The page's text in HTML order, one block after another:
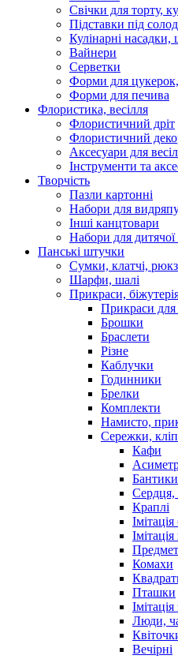
Свічки для торту,
Підставки під
Кулінарні
Вайнери
Серветки
Форми для
Форми для печива
Флористика, весілля
Флористичний дріт
Флористичний
Аксесуари для
Інструменти та
Творчість
Пазли картонні
Набори для
Інші канцтовари
Набори для дитячої
Панські штучки
Сумки, клатчі,
Шарфи, шалі
Прикраси,
Прикраси для
Брошки
Браслети
Різне
Каблучки
Годинники
Брелки
Комплекти
Намисто,
Сережки,
Кафи
Бантики
Краплі
Комахи
Пташки
Люди,
Вечірні